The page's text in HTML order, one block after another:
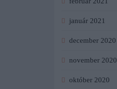
január 2021
december 2020
november 2020
október 2020